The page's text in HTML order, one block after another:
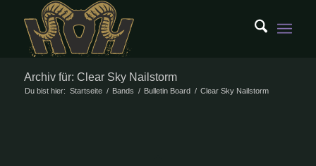
Archiv für: Clear Sky Nailstorm
Du bist hier: Startseite / Bands / Bulletin Board / Clear Sky Nailstorm